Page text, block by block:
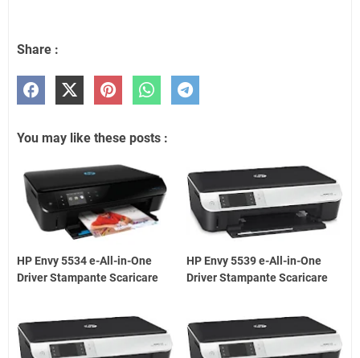
Share :
You may like these posts :
HP Envy 5534 e-All-in-One
Driver Stampante Scaricare
HP Envy 5539 e-All-in-One
Driver Stampante Scaricare